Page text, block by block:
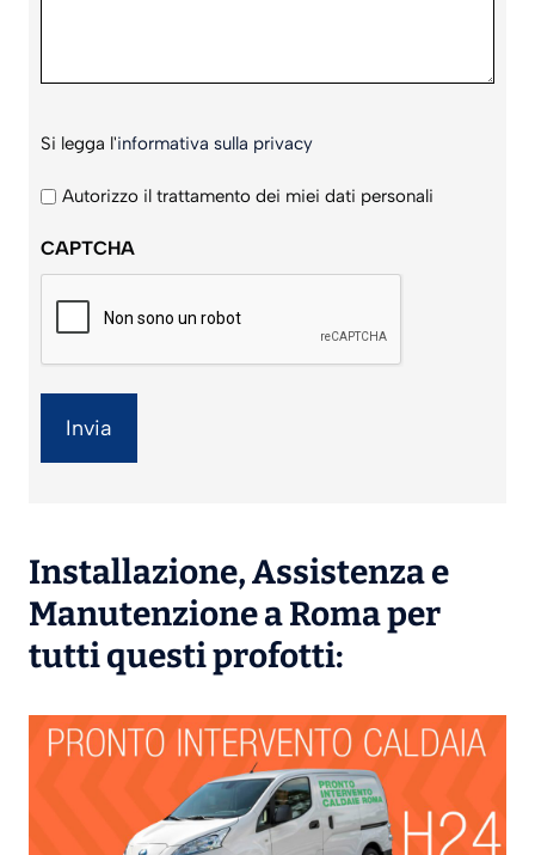
legga
l'informativa
privacy
Si legga l'informativa sulla privacy
Autorizzo il trattamento dei miei dati personali
CAPTCHA
Installazione,Assistenzae
Manutenzionea Roma per
tutti questi profotti: